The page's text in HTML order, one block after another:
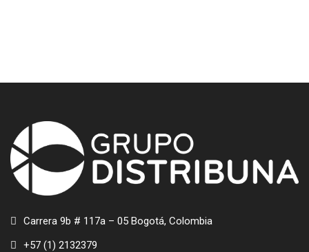
Carrera 9b # 117a – 05 Bogotá, Colombia
+57 (1) 2132379